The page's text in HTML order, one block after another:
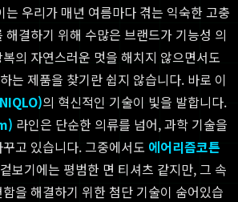
는 우리가 매년 여름마다 겪는 익숙한 고충
해결하기 위해 수많은 브랜드가 기능성 의
의 자연스러운 멋을 해치지 않으면서도
는 제품을 찾기란 쉽지 않습니다. 바로 이
의 혁신적인 기술이 빛을 발합니다.
라인은 단순한 의류를 넘어, 과학 기술을
고 있습니다. 그중에서도 에어리즘코튼
보기에는 평범한 면 티셔츠 같지만, 그 속
을 해결하기 위한 첨단 기술이 숨어있습